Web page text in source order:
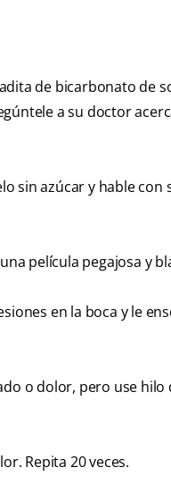
de bicarbonato de
a su doctor
sin azúcar y hable con
película pegajosa y
en la boca y le
o dolor, pero use hilo
Repita 20 veces.